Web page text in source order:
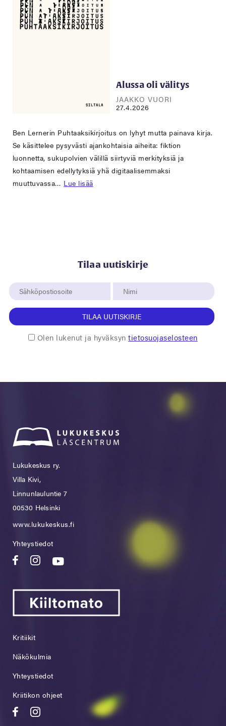
Alussa oli välitys
JAAKKO VUORI
27.4.2026
Ben Lernerin Puhtaaksikirjoitus on lyhyt mutta painava kirja.
Se käsittelee pysyvästi ajankohtaisia aiheita: fiktion
luonnetta, sukupolvien välillä siirtyviä merkityksiä ja
kohtaamisen edellytyksiä yhä digitaalisemmaksi
muuttuvassa… Lue lisää
Tilaa uutiskirje
TILAA UUTISKIRJE
Olen lukenut ja hyväksyntietosuojaselosteen
Lukukeskus ry.
Villa Kivi,
Linnunlauluntie 7
00530 Helsinki
www.lukukeskus.fi
Yhteystiedot
Kritiikit
Näkökulmia
Yhteystiedot
Kriitikon ohjeet